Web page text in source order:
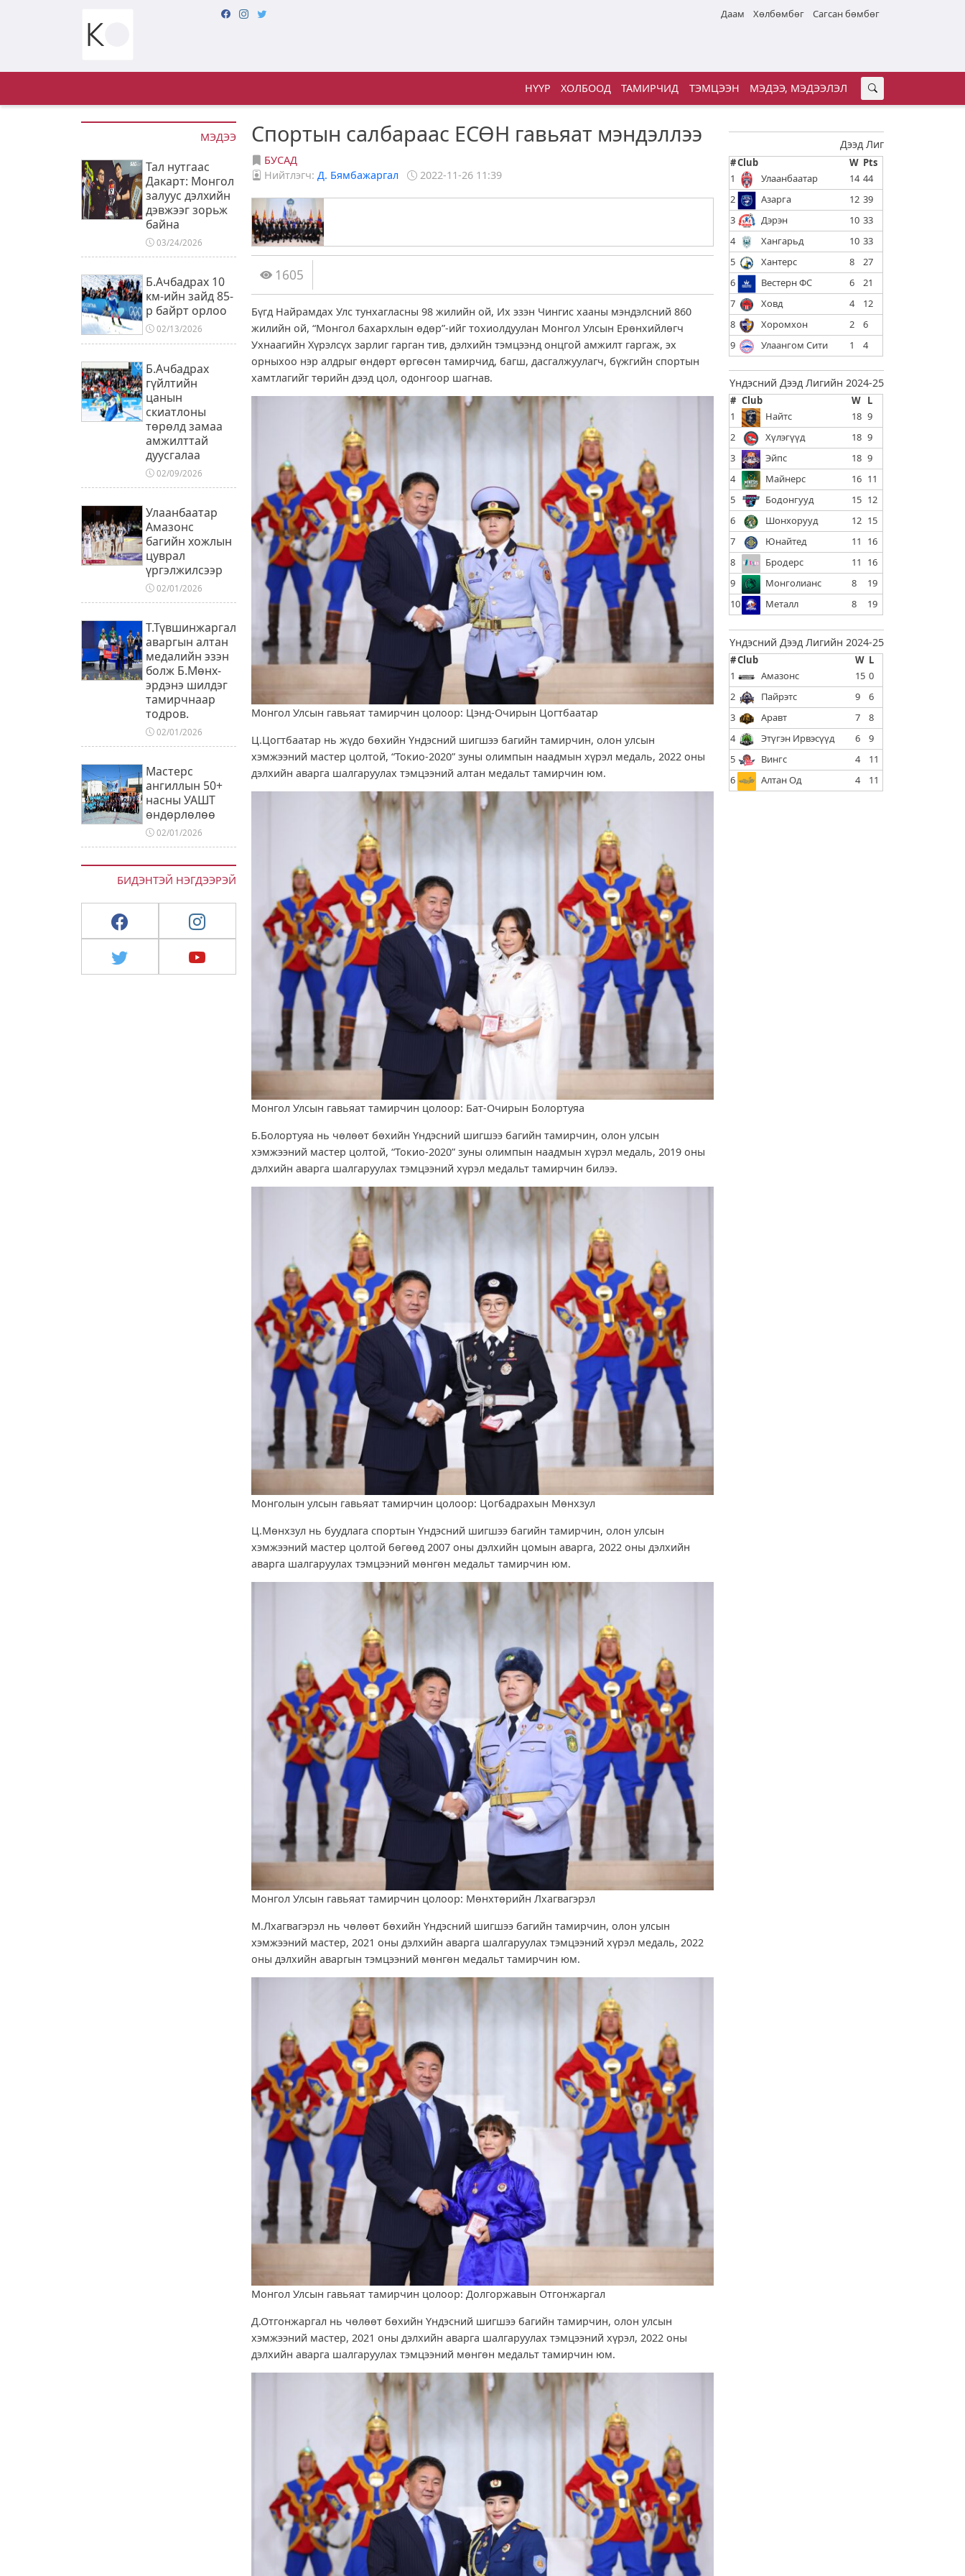
Даам Хөлбөмбөг Сагсан бөмбөг
НҮҮР ХОЛБООД ТАМИРЧИД ТЭМЦЭЭН МЭДЭЭ, МЭДЭЭЛЭЛ
МЭДЭЭ
Тал нутгаас
Дакарт: Монгол
залуус дэлхийн
дэвжээг зорьж
байна
03/24/2026
Б.Ачбадрах 10
км-ийн зайд 85-
р байрт орлоо
02/13/2026
Б.Ачбадрах
гүйлтийн
цанын
скиатлоны
төрөлд замаа
амжилттай
дуусгалаа
02/09/2026
Улаанбаатар
Амазонс
багийн хожлын
цуврал
үргэлжилсээр
02/01/2026
Т.Түвшинжаргал
аваргын алтан
медалийн эзэн
болж Б.Мөнх-
эрдэнэ шилдэг
тамирчнаар
тодров.
02/01/2026
Мастерс
ангиллын 50+
насны УАШТ
өндөрлөлөө
02/01/2026
БИДЭНТЭЙ НЭГДЭЭРЭЙ
Спортын салбараас ЕСӨН гавьяат мэндэллээ
БУСАД
Нийтлэгч:Д. Бямбажаргал 2022-11-26 11:39
1605
Бүгд Найрамдах Улс тунхагласны 98 жилийн ой, Их эзэн Чингис хааны мэндэлсний 860
жилийн ой, “Монгол бахархлын өдөр”-ийг тохиолдуулан Монгол Улсын Ерөнхийлөгч
Ухнаагийн Хүрэлсүх зарлиг гарган тив, дэлхийн тэмцээнд онцгой амжилт гаргаж, эх
орныхоо нэр алдрыг өндөрт өргөсөн тамирчид, багш, дасгалжуулагч, бүжгийн спортын
хамтлагийг төрийн дээд цол, одонгоор шагнав.
Монгол Улсын гавьяат тамирчин цолоор: Цэнд-Очирын Цогтбаатар
Ц.Цогтбаатар нь жүдо бөхийн Үндэсний шигшээ багийн тамирчин, олон улсын
хэмжээний мастер цолтой, “Токио-2020” зуны олимпын наадмын хүрэл медаль, 2022 оны
дэлхийн аварга шалгаруулах тэмцээний алтан медальт тамирчин юм.
Монгол Улсын гавьяат тамирчин цолоор: Бат-Очирын Болортуяа
Б.Болортуяа нь чөлөөт бөхийн Үндэсний шигшээ багийн тамирчин, олон улсын
хэмжээний мастер цолтой, “Токио-2020” зуны олимпын наадмын хүрэл медаль, 2019 оны
дэлхийн аварга шалгаруулах тэмцээний хүрэл медальт тамирчин билээ.
Монголын улсын гавьяат тамирчин цолоор: Цогбадрахын Мөнхзул
Ц.Мөнхзул нь буудлага спортын Үндэсний шигшээ багийн тамирчин, олон улсын
хэмжээний мастер цолтой бөгөөд 2007 оны дэлхийн цомын аварга, 2022 оны дэлхийн
аварга шалгаруулах тэмцээний мөнгөн медальт тамирчин юм.
Монгол Улсын гавьяат тамирчин цолоор: Мөнхтөрийн Лхагвагэрэл
М.Лхагвагэрэл нь чөлөөт бөхийн Үндэсний шигшээ багийн тамирчин, олон улсын
хэмжээний мастер, 2021 оны дэлхийн аварга шалгаруулах тэмцээний хүрэл медаль, 2022
оны дэлхийн аваргын тэмцээний мөнгөн медальт тамирчин юм.
Монгол Улсын гавьяат тамирчин цолоор: Долгоржавын Отгонжаргал
Д.Отгонжаргал нь чөлөөт бөхийн Үндэсний шигшээ багийн тамирчин, олон улсын
хэмжээний мастер, 2021 оны дэлхийн аварга шалгаруулах тэмцээний хүрэл, 2022 оны
дэлхийн аварга шалгаруулах тэмцээний мөнгөн медальт тамирчин юм.
Дээд Лиг
#Club W Pts
1
Улаанбаатар 14 44
2
Азарга 12 39
3
Дэрэн 10 33
4
Хангарьд 10 33
5
Хантерс 8
27
6
Вестерн ФС 6
21
7
Ховд 4
12
8
Хоромхон 2
6
9
Улаангом Сити 1 4
Үндэсний Дээд Лигийн 2024-25
# Club W L
1
Найтс 18 9
2
Хүлэгүүд 18 9
3
Эйпс 18 9
4
Майнерс 16 11
5
Бодонгууд 15 12
6
Шонхорууд 12 15
7
Юнайтед 11
16
8
Бродерс 11
16
9
Монголианс 8
19
10
Металл 8 19
Үндэсний Дээд Лигийн 2024-25
#Club W L
1
Амазонс 15 0
2
Пайрэтс 9
6
3
Аравт 7
8
4
Этүгэн Ирвэсүүд 6
9
5
Вингс 4
11
6
Алтан Од 4 11